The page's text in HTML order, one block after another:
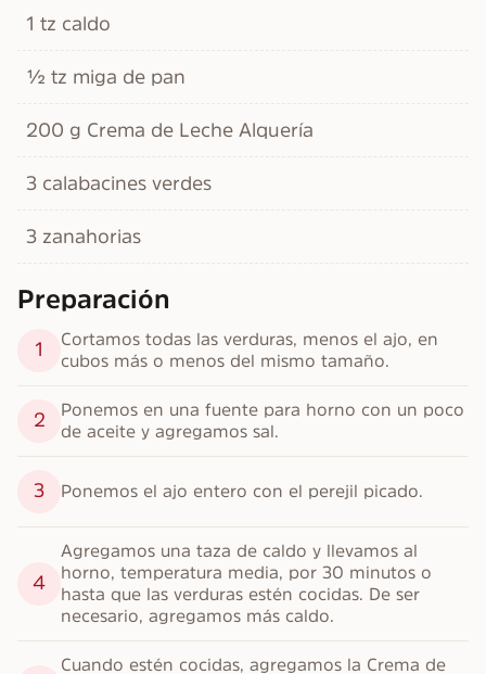
1 tz caldo
½ tz miga de pan
200 g Crema de Leche Alquería
3 calabacines verdes
3 zanahorias
Preparación
1
Cortamos todas las verduras, menos el ajo, en
cubos más o menos del mismo tamaño.
2
Ponemos en una fuente para horno con un poco
de aceite y agregamos sal.
3 Ponemos el ajo entero con el perejil picado.
4
Agregamos una taza de caldo y llevamos al
horno, temperatura media, por 30 minutos o
hasta que las verduras estén cocidas. De ser
necesario, agregamos más caldo.
Cuando estén cocidas, agregamos la Crema de